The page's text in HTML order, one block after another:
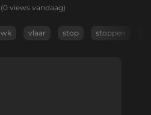
(0 views vandaag)
wk vlaar stop stoppen